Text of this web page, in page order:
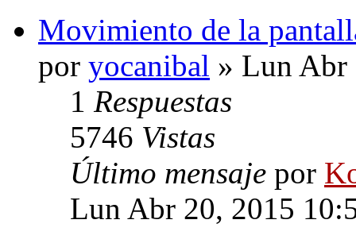
Movimiento de la
por yocanibal » Lun Abr
1 Respuestas
5746 Vistas
Último mensaje por
Lun Abr 20, 2015